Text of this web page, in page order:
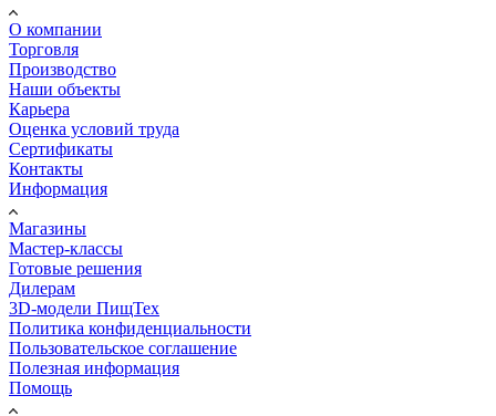
О компании
Торговля
Производство
Наши объекты
Карьера
Оценка условий труда
Сертификаты
Контакты
Информация
Магазины
Мастер-классы
Готовые решения
Дилерам
3D-модели ПищТех
Политика конфиденциальности
Пользовательское соглашение
Полезная информация
Помощь